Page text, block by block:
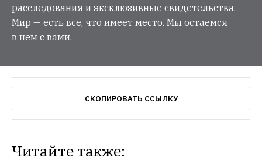
расследования и эксклюзивные свидетельства.
Мир — есть все, что имеет место. Мы остаемся
в нем с вами.
СКОПИРОВАТЬ ССЫЛКУ
Читайте также: